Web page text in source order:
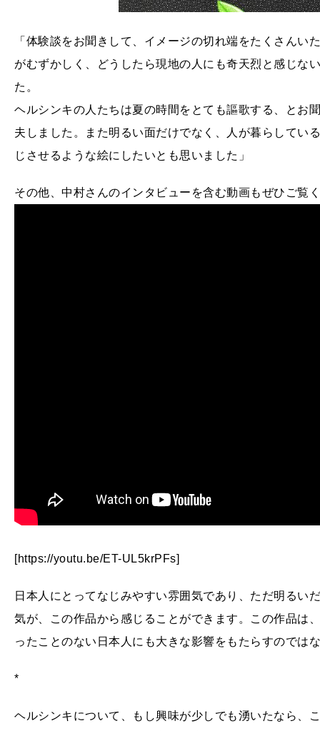
「体験談をお聞きして、イメージの切れ端をたくさん
がむずかしく、どうしたら現地の人にも奇天烈と感じな
た。
ヘルシンキの人たちは夏の時間をとても謳歌する、とお
夫しました。また明るい面だけでなく、人が暮らしてい
じさせるような絵にしたいとも思いました」
その他、中村さんのインタビューを含む動画もぜひご覧
[https://youtu.be/ET-UL5krPFs]
日本人にとってなじみやすい雰囲気であり、ただ明るい
気が、この作品から感じることができます。この作品は
ったことのない日本人にも大きな影響をもたらすのでは
*
ヘルシンキについて、もし興味が少しでも湧いたなら、